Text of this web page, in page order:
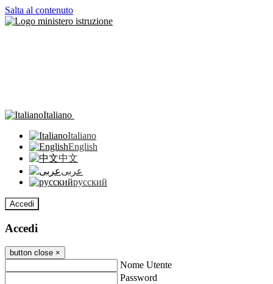
Salta al contenuto
Italiano
Italiano
English
中文
عربى
русский
Accedi
Accedi
button close ×
Nome Utente
Password